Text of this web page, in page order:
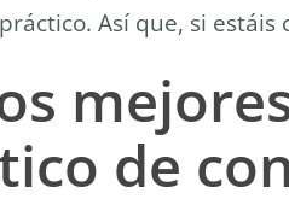
la calma durante el
de conducir a la primera?
manejo a la primera?
el examen de conducir?
aprobar el teórico?
Así que, si
de